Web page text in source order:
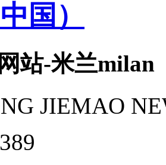
站-米兰milan
JIEMAO